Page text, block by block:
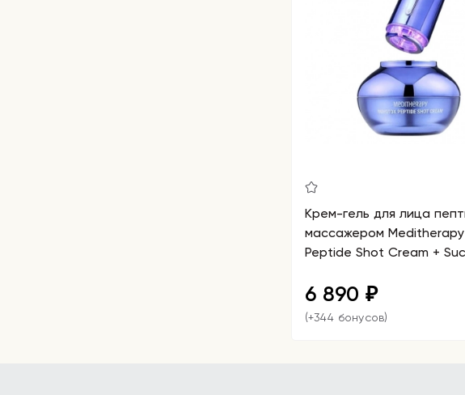
Крем-гель для лица
массажером
Peptide Shot Cream +
6 890 ₽
(+344 бонусов)